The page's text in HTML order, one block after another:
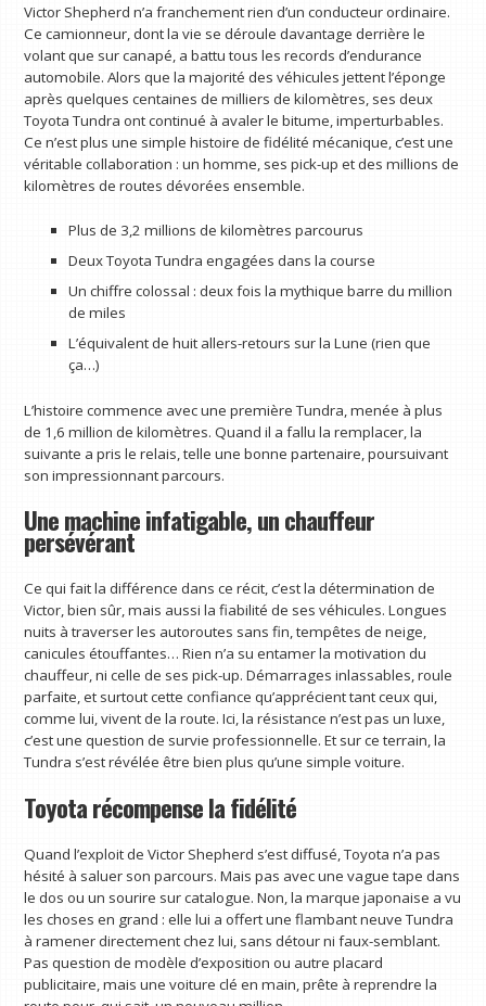
Victor Shepherd n’a franchement rien d’un conducteur ordinaire.
Ce camionneur, dont la vie se déroule davantage derrière le
volant que sur canapé, a battu tous les records d’endurance
automobile. Alors que la majorité des véhicules jettent l’éponge
après quelques centaines de milliers de kilomètres, ses deux
Toyota Tundra ont continué à avaler le bitume, imperturbables.
Ce n’est plus une simple histoire de fidélité mécanique, c’est une
véritable collaboration : un homme, ses pick-up et des millions de
kilomètres de routes dévorées ensemble.
Plus de 3,2 millions de kilomètres parcourus
Deux Toyota Tundra engagées dans la course
Un chiffre colossal : deux fois la mythique barre du million
de miles
L’équivalent de huit allers-retours sur la Lune (rien que
ça…)
L’histoire commence avec une première Tundra, menée à plus
de 1,6 million de kilomètres. Quand il a fallu la remplacer, la
suivante a pris le relais, telle une bonne partenaire, poursuivant
son impressionnant parcours.
Une machine infatigable, un chauffeur
persévérant
Ce qui fait la différence dans ce récit, c’est la détermination de
Victor, bien sûr, mais aussi la fiabilité de ses véhicules. Longues
nuits à traverser les autoroutes sans fin, tempêtes de neige,
canicules étouffantes… Rien n’a su entamer la motivation du
chauffeur, ni celle de ses pick-up. Démarrages inlassables, roule
parfaite, et surtout cette confiance qu’apprécient tant ceux qui,
comme lui, vivent de la route. Ici, la résistance n’est pas un luxe,
c’est une question de survie professionnelle. Et sur ce terrain, la
Tundra s’est révélée être bien plus qu’une simple voiture.
Toyota récompense la fidélité
Quand l’exploit de Victor Shepherd s’est diffusé, Toyota n’a pas
hésité à saluer son parcours. Mais pas avec une vague tape dans
le dos ou un sourire sur catalogue. Non, la marque japonaise a vu
les choses en grand : elle lui a offert une flambant neuve Tundra
à ramener directement chez lui, sans détour ni faux-semblant.
Pas question de modèle d’exposition ou autre placard
publicitaire, mais une voiture clé en main, prête à reprendre la